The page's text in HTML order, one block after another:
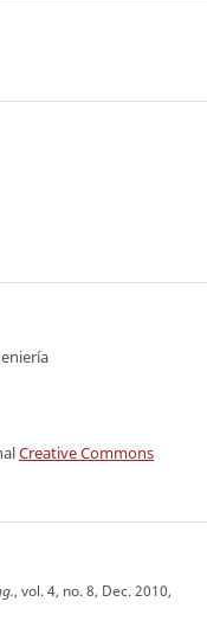
Creative Commons
, vol. 4, no. 8, Dec. 2010,